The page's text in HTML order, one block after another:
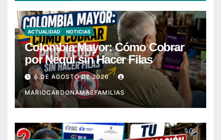
ACTUALIDAD NOTICIAS
Colombia Mayor: Cómo Cobrar
por Nequi sin Hacer Filas
6 DE AGOSTO DE 2026
MARIOCARDONAMASFAMILIAS